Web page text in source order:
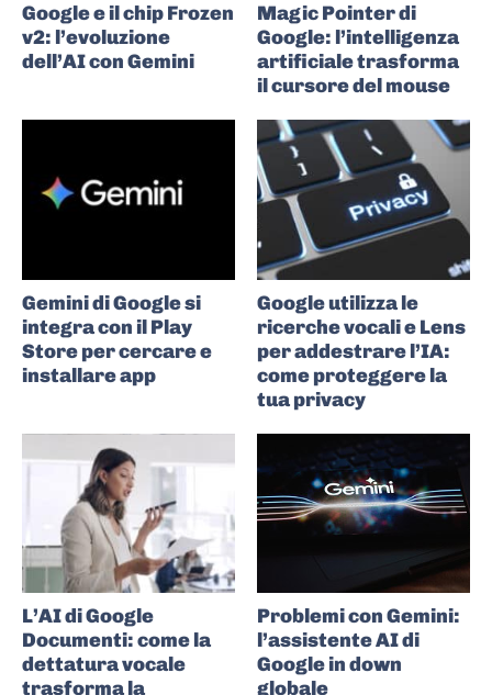
Google e il chip Frozen
v2: l’evoluzione
dell’AI con Gemini
Magic Pointer di
Google: l’intelligenza
artificiale trasforma
il cursore del mouse
Gemini di Google si
integra con il Play
Store per cercare e
installare app
Google utilizza le
ricerche vocali e Lens
per addestrare l’IA:
come proteggere la
tua privacy
L’AI di Google
Documenti: come la
dettatura vocale
trasforma la
Problemi con Gemini:
l’assistente AI di
Google in down
globale